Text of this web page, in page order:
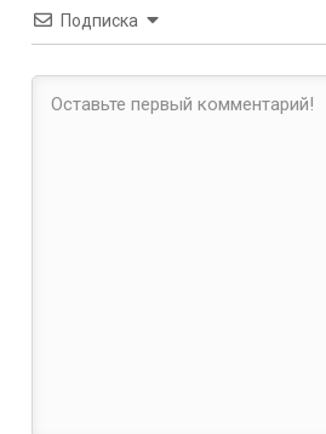
Подписка